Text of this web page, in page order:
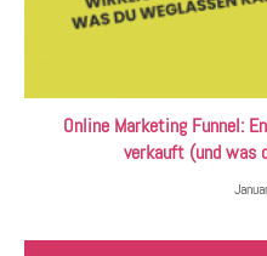
Online Marketing Funnel:
verkauft (und was